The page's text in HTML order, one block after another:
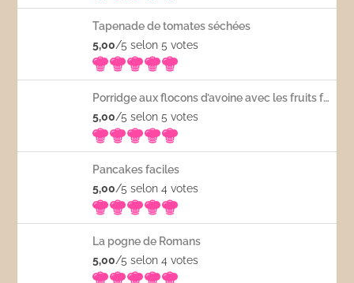
Tapenade de tomates séchées
5,00/5 selon 5votes
Porridge aux flocons d’avoine avec les fruits frais
5,00/5 selon 5votes
Pancakes faciles
5,00/5 selon 4votes
La pogne de Romans
5,00/5 selon 4votes